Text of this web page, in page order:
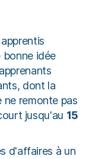
bonne idée
dont la
remonte pas
jusqu'au 15
d'affaires à un